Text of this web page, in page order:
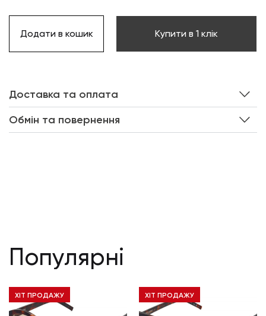
Додати в кошик Купити в 1 клік
Доставка та оплата
Обмін та повернення
Популярні
ХІТ ПРОДАЖУ ХІТ ПРОДАЖУ